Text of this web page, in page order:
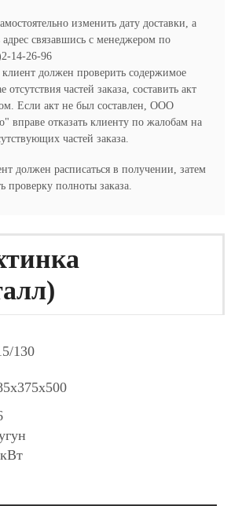
изменить дату доставки, а
связавшись с менеджером по
14-26-96
должен проверить содержимое
отсутствия частей заказа, составить акт
Если акт не был составлен, ООО
вправе отказать клиенту по жалобам на
частей заказа.
должен расписаться в получении, затем
проверку полноты заказа.
130